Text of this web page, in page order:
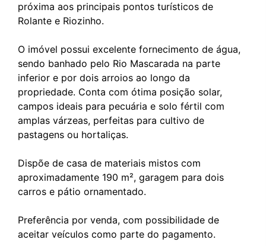
próxima aos principais pontos turísticos de
Rolante e Riozinho.
O imóvel possui excelente fornecimento de água,
sendo banhado pelo Rio Mascarada na parte
inferior e por dois arroios ao longo da
propriedade. Conta com ótima posição solar,
campos ideais para pecuária e solo fértil com
amplas várzeas, perfeitas para cultivo de
pastagens ou hortaliças.
Dispõe de casa de materiais mistos com
aproximadamente 190 m², garagem para dois
carros e pátio ornamentado.
Preferência por venda, com possibilidade de
aceitar veículos como parte do pagamento.